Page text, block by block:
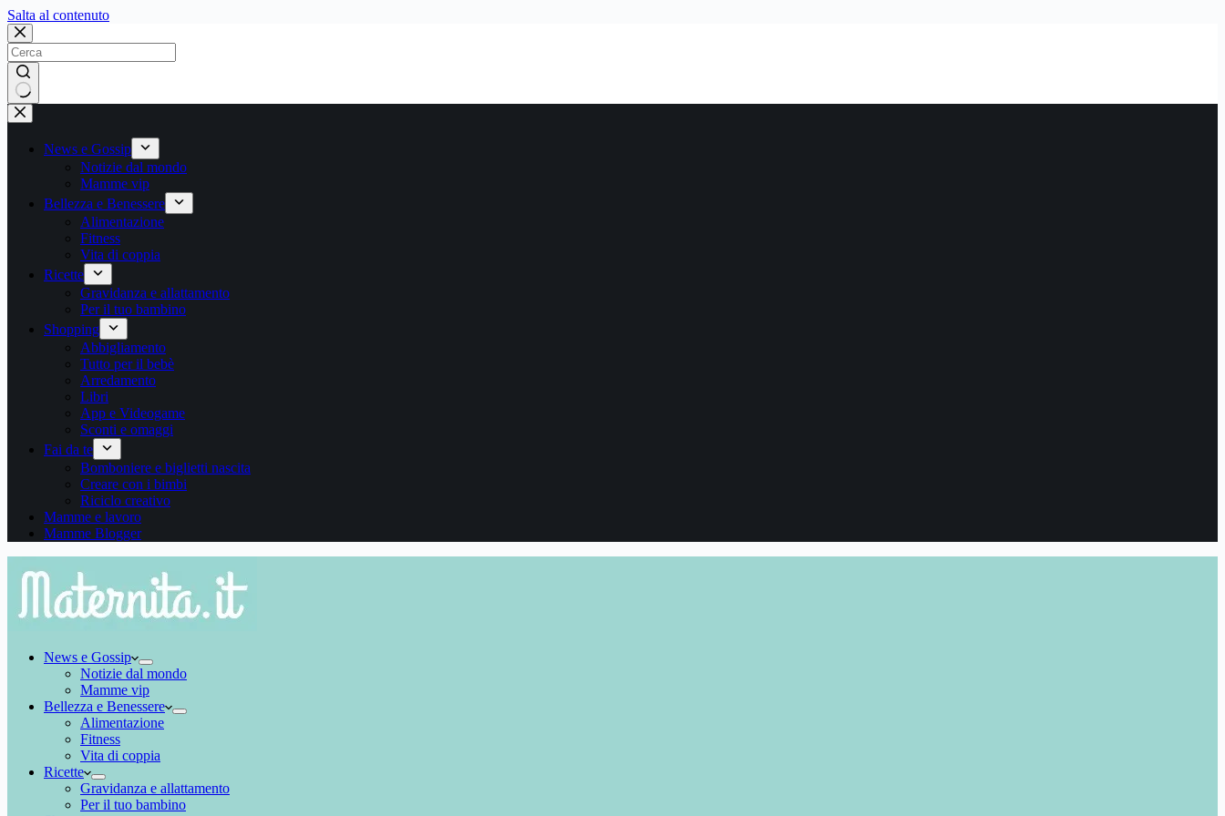
Salta al contenutoSalta
contenuto
Nessun
risultato
News e Gossip
Notizie dal mondo
Mamme vip
Bellezza e Benessere
Alimentazione
Fitness
Vita di coppia
Ricette
Gravidanza e allattamento
Per il tuo bambino
Shopping
Abbigliamento
Tutto per il bebè
Arredamento
Libri
App e Videogame
Sconti e omaggi
Fai da te
Bomboniere e biglietti nascita
Creare con i bimbi
Riciclo creativo
Mamme e lavoro
Mamme Blogger
News e Gossip
Notizie dal mondo
Mamme vip
Bellezza e Benessere
Alimentazione
Fitness
Vita di coppia
Ricette
Gravidanza e allattamento
Per il tuo bambino